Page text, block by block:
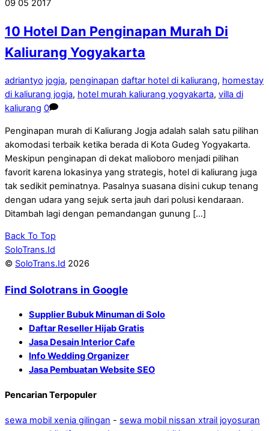
09 05 2017
10 Hotel Dan Penginapan Murah Di
Kaliurang Yogyakarta
adriantyo jogja, penginapan daftar hotel di kaliurang, homestay
di kaliurang jogja, hotel murah kaliurang yogyakarta, villa di
kaliurang 0
Penginapan murah di Kaliurang Jogja adalah salah satu pilihan
akomodasi terbaik ketika berada di Kota Gudeg Yogyakarta.
Meskipun penginapan di dekat malioboro menjadi pilihan
favorit karena lokasinya yang strategis, hotel di kaliurang juga
tak sedikit peminatnya. Pasalnya suasana disini cukup tenang
dengan udara yang sejuk serta jauh dari polusi kendaraan.
Ditambah lagi dengan pemandangan gunung […]
Back To Top
SoloTrans.Id
© SoloTrans.Id 2026
Find Solotrans in Google
Supplier Bubuk Minuman di Solo
Daftar Reseller Hijab Gratis
Jasa Desain Interior Cafe
Info Wedding Organizer
Jasa Pembuatan Website SEO
Pencarian Terpopuler
sewa mobil xenia gilingan - sewa mobil nissan xtrail joyosuran